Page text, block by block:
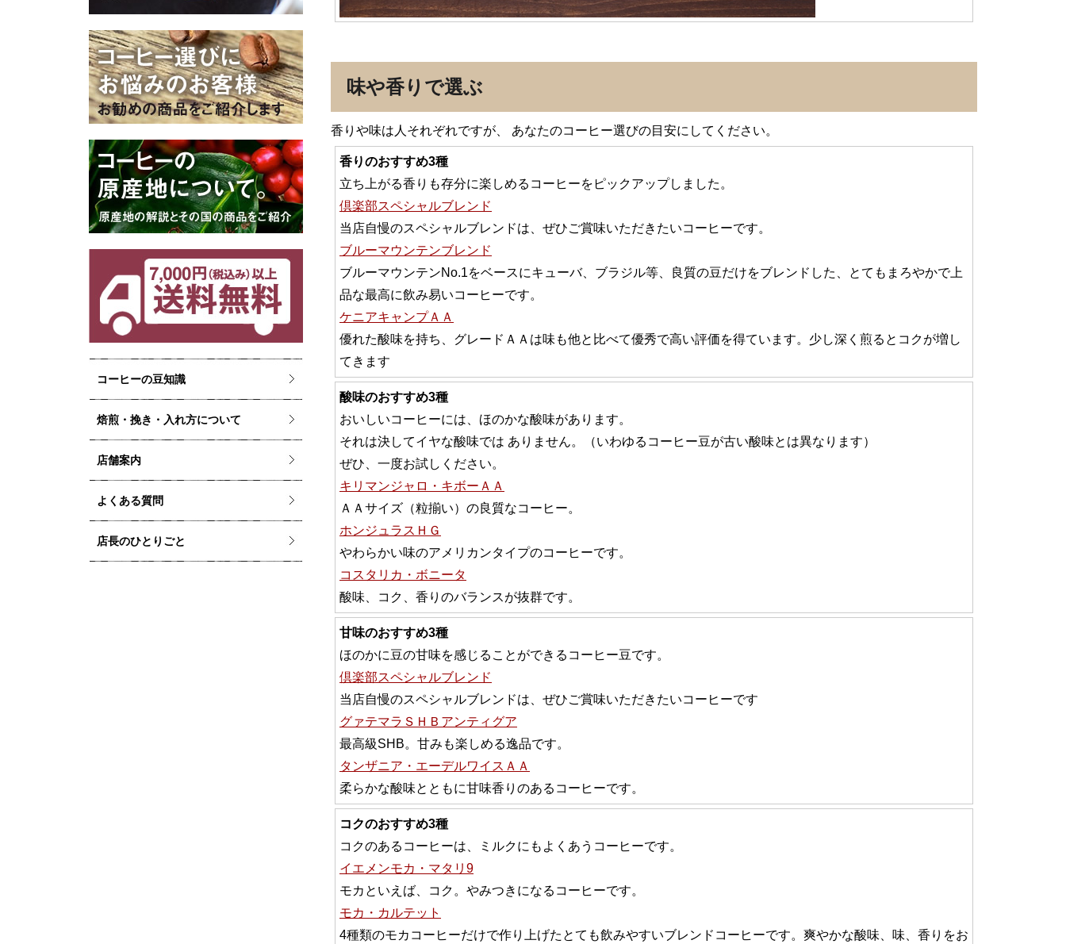
味や香りで選ぶ
香りや味は人それぞれですが、 あなたのコーヒー選びの目安にしてください。
香りのおすすめ3種
立ち上がる香りも存分に楽しめるコーヒーをピックアップしました。
倶楽部スペシャルブレンド
当店自慢のスペシャルブレンドは、ぜひご賞味いただきたいコーヒーです。
ブルーマウンテンブレンド
ブルーマウンテンNo.1をベースにキューバ、ブラジル等、良質の豆だけをブレンドした、とてもまろやかで上
品な最高に飲み易いコーヒーです。
ケニアキャンプＡＡ
優れた酸味を持ち、グレードＡＡは味も他と比べて優秀で高い評価を得ています。少し深く煎るとコクが増し
てきます
酸味のおすすめ3種
おいしいコーヒーには、ほのかな酸味があります。
それは決してイヤな酸味では ありません。（いわゆるコーヒー豆が古い酸味とは異なります）
ぜひ、一度お試しください。
キリマンジャロ・キボーＡＡ
ＡＡサイズ（粒揃い）の良質なコーヒー。
ホンジュラスＨＧ
やわらかい味のアメリカンタイプのコーヒーです。
コスタリカ・ボニータ
酸味、コク、香りのバランスが抜群です。
甘味のおすすめ3種
ほのかに豆の甘味を感じることができるコーヒー豆です。
倶楽部スペシャルブレンド
当店自慢のスペシャルブレンドは、ぜひご賞味いただきたいコーヒーです
グァテマラＳＨＢアンティグア
最高級SHB。甘みも楽しめる逸品です。
タンザニア・エーデルワイスＡＡ
柔らかな酸味とともに甘味香りのあるコーヒーです。
コクのおすすめ3種
コクのあるコーヒーは、ミルクにもよくあうコーヒーです。
イエメンモカ・マタリ9
モカといえば、コク。やみつきになるコーヒーです。
モカ・カルテット
4種類のモカコーヒーだけで作り上げたとても飲みやすいブレンドコーヒーです。爽やかな酸味、味、香りをお
コーヒーの豆知識
焙煎・挽き・入れ方について
店舗案内
よくある質問
店長のひとりごと